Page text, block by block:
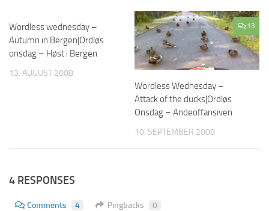
Wordless wednesday –
Autumn in Bergen|Ordløs
onsdag – Høst i Bergen
13. AUGUST 2008
13
Wordless Wednesday –
Attack of the ducks|Ordløs
Onsdag – Andeoffansiven
10. SEPTEMBER 2008
4 RESPONSES
Comments 4 Pingbacks 0